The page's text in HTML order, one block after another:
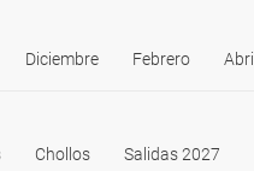
Diciembre Febrero Abril
Chollos Salidas 2027